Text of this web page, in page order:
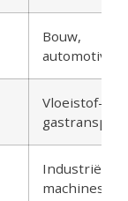
Bouw,
automotive
Vloeistof- en
gastransport
Industriële
machines,